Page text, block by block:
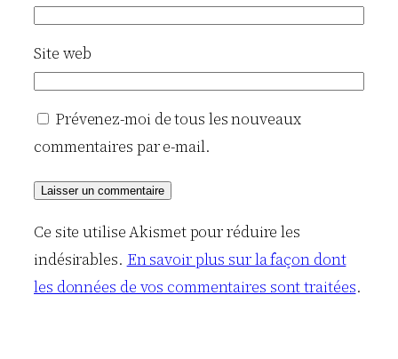
Site web
Prévenez-moi de tous les nouveaux
commentaires par e-mail.
Ce site utilise Akismet pour réduire les
indésirables. En savoir plus sur la façon dont
les données de vos commentaires sont traitées.